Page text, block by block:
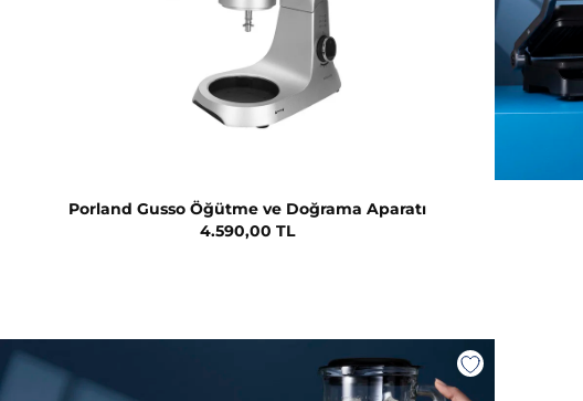
Porland Gusso Öğütme ve Doğrama Aparatı
4.590,00 TL